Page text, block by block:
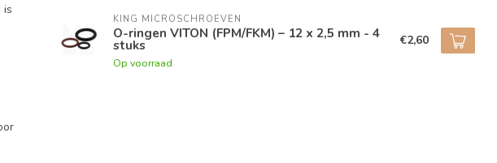
is
KING MICROSCHROEVEN
O-ringen VITON (FPM/FKM) – 12 x 2,5 mm - 4
stuks
Op voorraad
€2,60